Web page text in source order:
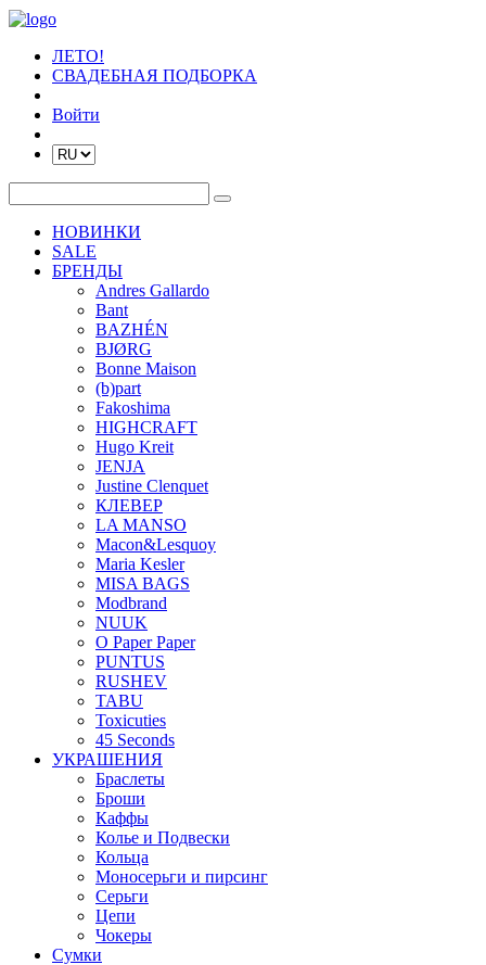
ЛЕТО!
СВАДЕБНАЯ ПОДБОРКА
Войти
НОВИНКИ
SALE
БРЕНДЫ
Andres Gallardo
Bant
BAZHÉN
BJØRG
Bonne Maison
(b)part
Fakoshima
HIGHCRAFT
Hugo Kreit
JENJA
Justine Clenquet
КЛЕВЕР
LA MANSO
Macon&Lesquoy
Maria Kesler
MISA BAGS
Modbrand
NUUK
O Paper Paper
PUNTUS
RUSHEV
TABU
Toxicuties
45 Seconds
УКРАШЕНИЯ
Браслеты
Броши
Каффы
Колье и Подвески
Кольца
Моносерьги и пирсинг
Серьги
Цепи
Чокеры
Сумки